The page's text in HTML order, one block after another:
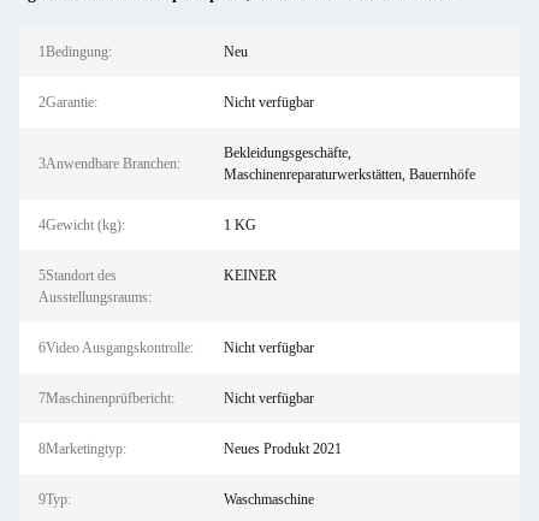
1Bedingung: Neu
2Garantie: Nicht verfügbar
3Anwendbare Branchen:
Bekleidungsgeschäfte,
Maschinenreparaturwerkstätten, Bauernhöfe
4Gewicht (kg): 1 KG
5Standort des
Ausstellungsraums:
KEINER
6Video Ausgangskontrolle: Nicht verfügbar
7Maschinenprüfbericht: Nicht verfügbar
8Marketingtyp: Neues Produkt 2021
9Typ: Waschmaschine